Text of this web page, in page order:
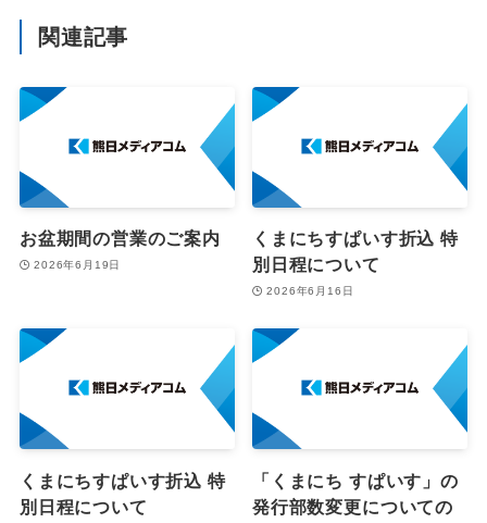
関連記事
お盆期間の営業のご案内
2026年6月19日
くまにちすぱいす折込 特
別日程について
2026年6月16日
くまにちすぱいす折込 特
別日程について
「くまにち すぱいす」の
発行部数変更についての